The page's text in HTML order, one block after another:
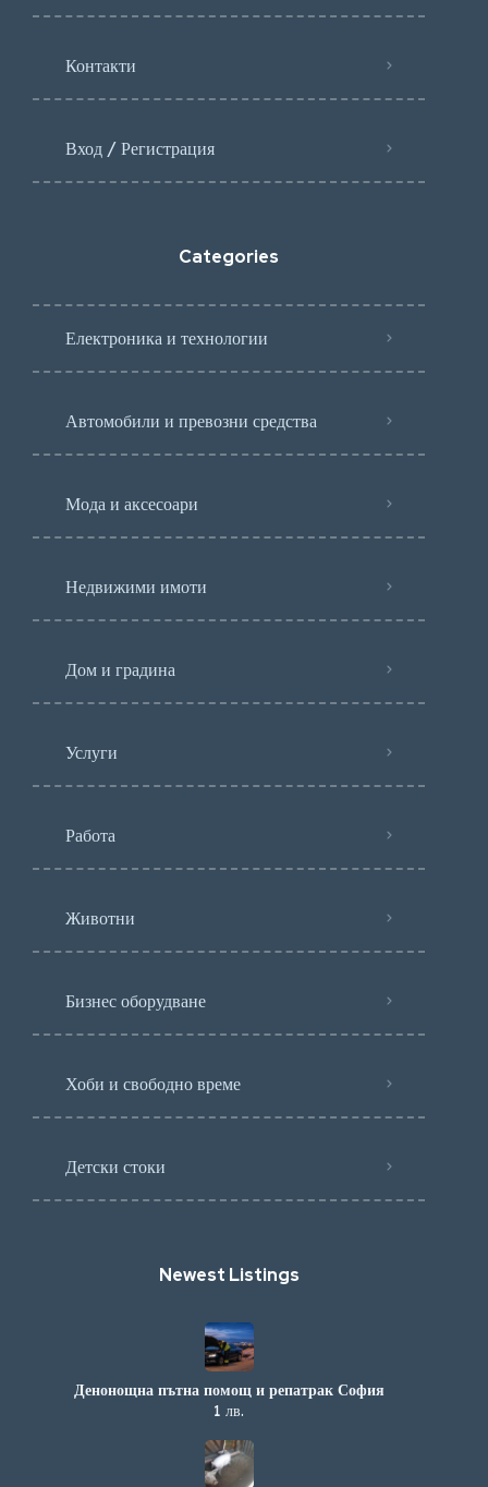
Контакти
Вход / Регистрация
Categories
Електроника и технологии
Автомобили и превозни средства
Мода и аксесоари
Недвижими имоти
Дом и градина
Услуги
Работа
Животни
Бизнес оборудване
Хоби и свободно време
Детски стоки
Newest Listings​
Денонощна пътна помощ и репатрак София
1 лв.